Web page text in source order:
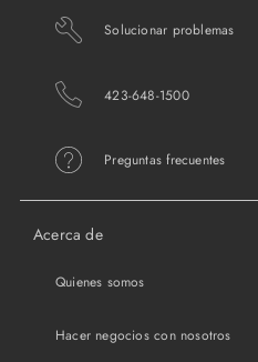
Acerca de
Quienes somos
Hacer negocios con nosotros
Solucionar problemas
423-648-1500
Preguntas frecuentes